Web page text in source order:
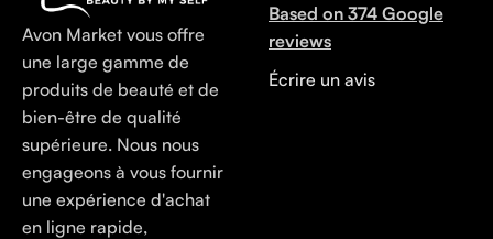
Avon Market vous offre
une large gamme de
produits de beauté et de
bien-être de qualité
supérieure. Nous nous
engageons à vous fournir
une expérience d'achat
en ligne rapide,
Based on 374 Google
reviews
Écrire un avis